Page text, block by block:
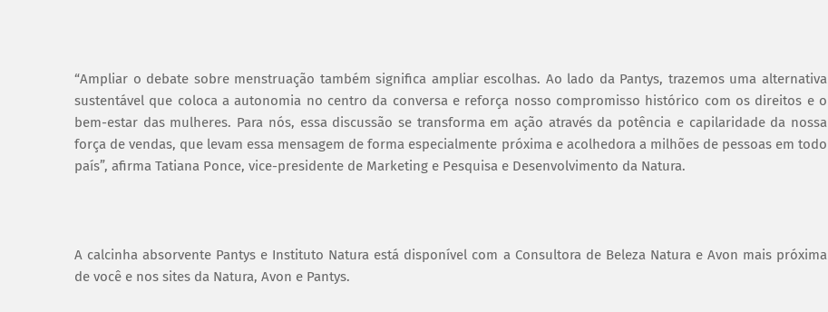
“Ampliar o debate sobre menstruação também significa ampliar escolhas. Ao lado da Pantys, trazemos uma alternativa
sustentável que coloca a autonomia no centro da conversa e reforça nosso compromisso histórico com os direitos e o
bem-estar das mulheres. Para nós, essa discussão se transforma em ação através da potência e capilaridade da nossa
força de vendas, que levam essa mensagem de forma especialmente próxima e acolhedora a milhões de pessoas em todo
país”, afirma Tatiana Ponce, vice-presidente de Marketing e Pesquisa e Desenvolvimento da Natura.
A calcinha absorvente Pantys e Instituto Natura está disponível com a Consultora de Beleza Natura e Avon mais próxima
de você e nos sites da Natura, Avon e Pantys.